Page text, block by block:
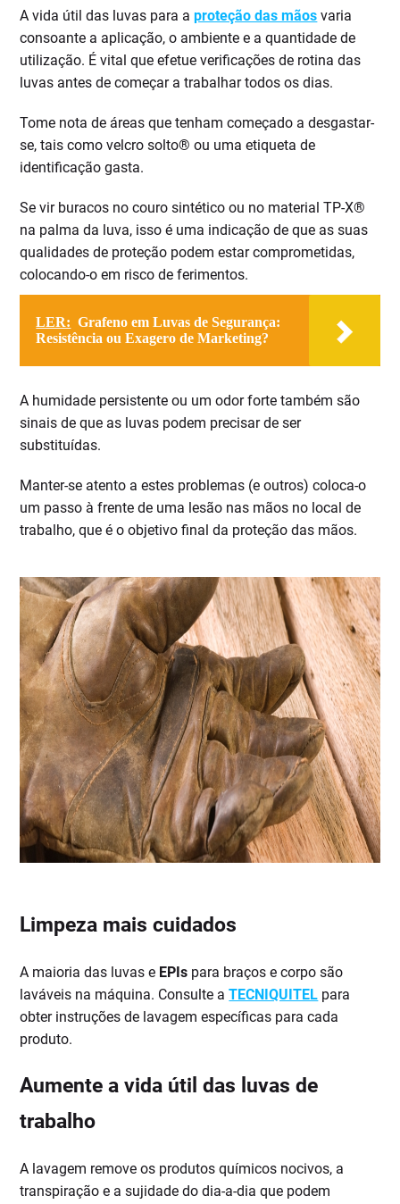
A vida útil das luvas para aproteção das mãos varia
consoante a aplicação, o ambiente e a quantidade de
utilização. É vital que efetue verificações de rotina das
luvas antes de começar a trabalhar todos os dias.
Tome nota de áreas que tenham começado a desgastar-
se, tais como velcro solto® ou uma etiqueta de
identificação gasta.
Se vir buracos no couro sintético ou no material TP-X®
na palma da luva, isso é uma indicação de que as suas
qualidades de proteção podem estar comprometidas,
colocando-o em risco de ferimentos.
LER: Grafeno em Luvas de Segurança:
Resistência ou Exagero de Marketing?
A humidade persistente ou um odor forte também são
sinais de que as luvas podem precisar de ser
substituídas.
Manter-se atento a estes problemas (e outros) coloca-o
um passo à frente de uma lesão nas mãos no local de
trabalho, que é o objetivo final da proteção das mãos.
Limpeza mais cuidados
A maioria das luvas e EPIs para braços e corpo são
laváveis na máquina. Consulte aTECNIQUITEL para
obter instruções de lavagem específicas para cada
produto.
Aumente a vida útil das luvas de
trabalho
A lavagem remove os produtos químicos nocivos, a
transpiração e a sujidade do dia-a-dia que podem